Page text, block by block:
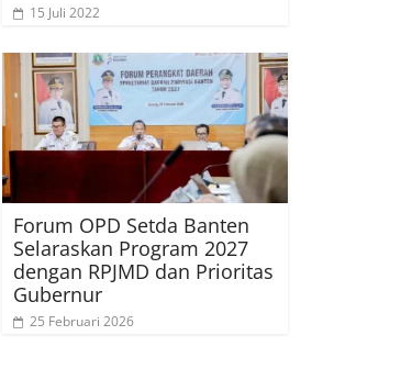
15 Juli 2022
Forum OPD Setda Banten
Selaraskan Program 2027
dengan RPJMD dan Prioritas
Gubernur
25 Februari 2026